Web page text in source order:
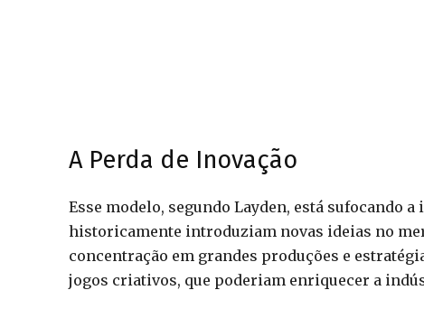
A Perda de Inovação
Esse modelo, segundo Layden, está sufocando
historicamente introduziam novas ideias no
concentração em grandes produções e
jogos criativos, que poderiam enriquecer a